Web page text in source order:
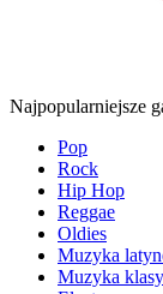
Najpopularniejsze
Pop
Rock
Hip Hop
Reggae
Oldies
Muzyka
Muzyka